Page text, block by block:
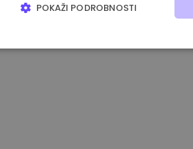
POKAŽI PODROBNOSTI